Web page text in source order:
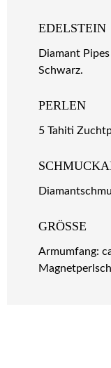
EDELSTEIN
Diamant
Schwarz.
PERLEN
5 Tahiti
GRÖSSE
Armumfang: